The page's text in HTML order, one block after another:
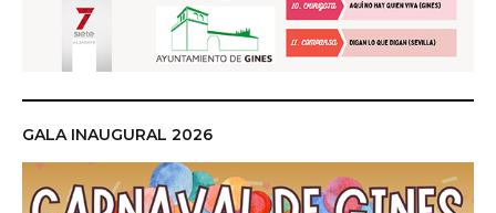
GALA INAUGURAL 2026